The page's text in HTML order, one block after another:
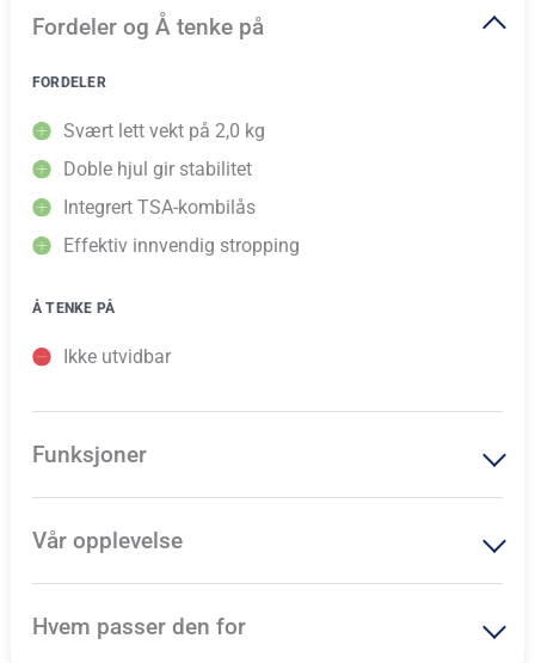
Fordeler og Å tenke på
FORDELER
Svært lett vekt på 2,0 kg
Doble hjul gir stabilitet
Integrert TSA-kombilås
Effektiv innvendig stropping
Å TENKE PÅ
Ikke utvidbar
Funksjoner
Vår opplevelse
Hvem passer den for